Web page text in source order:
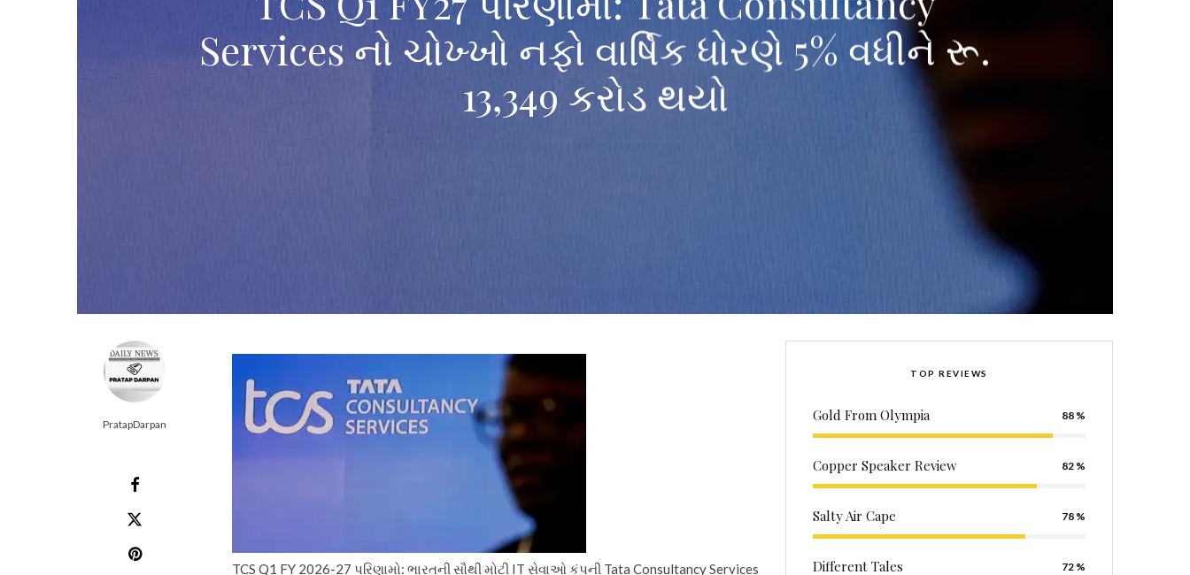
Services નો ચોખ્ખો નફો વાર્ષિક ધોરણે 5% વધીને રૂ.
13,349 કરોડ થયો
PratapDarpan
TCS Q1 FY 2026-27 પરિણામો: ભારતની સૌથી મોટી IT સેવાઓ કંપની Tata Consultancy Services
TOP REVIEWS
Gold From Olympia 88
Copper Speaker Review 82
Salty Air Cape 78
Different Tales 72